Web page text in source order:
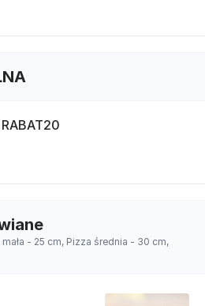
- 25 cm, Pizza średnia - 30 cm,